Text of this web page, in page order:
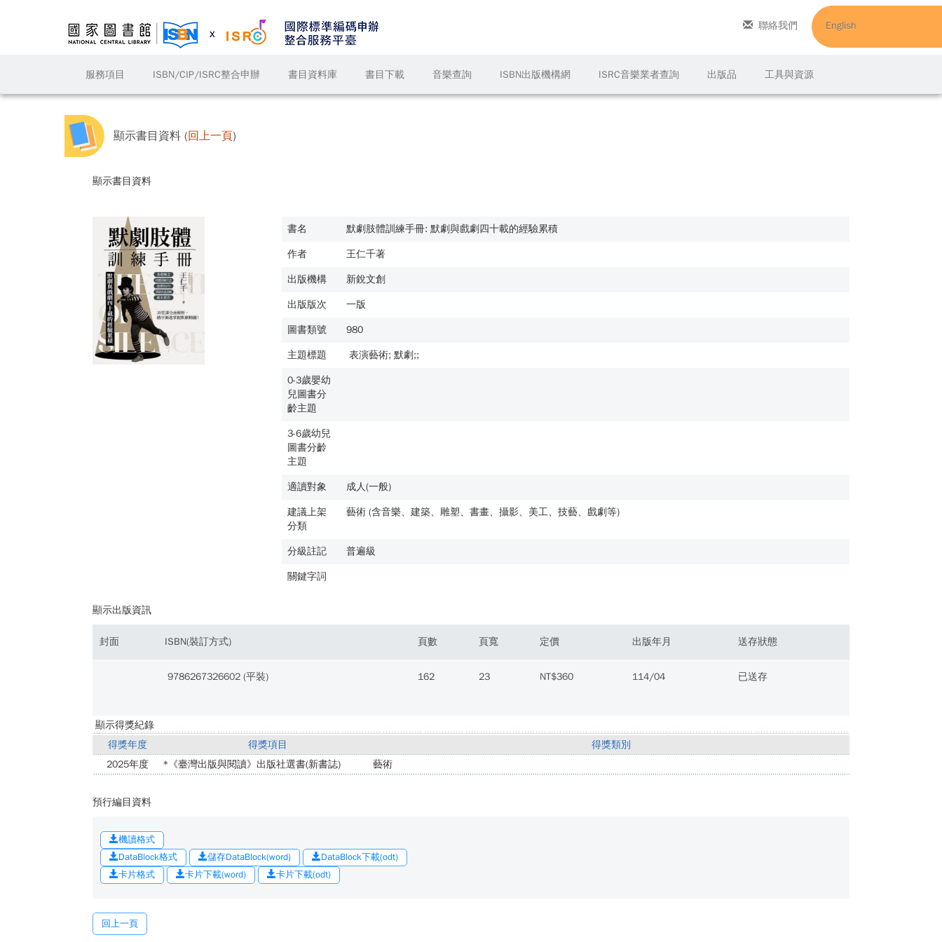
服務項目 ISBN/CIP/ISRC整合申辦 書目資料庫 書目下載 音樂查詢 ISBN出版機構網 ISRC音樂業者查詢 出版品 工具與資源
聯絡我們 English
顯示書目資料 (回上一頁)
顯示書目資料
書名 默劇肢體訓練手冊: 默劇與戲劇四十載的經驗累積
作者 王仁千著
出版機構 新銳文創
出版版次 一版
圖書類號 980
主題標題 表演藝術; 默劇;;
0-3歲嬰幼
兒圖書分
齡主題
3-6歲幼兒
圖書分齡
主題
適讀對象 成人(一般)
建議上架
分類
藝術 (含音樂、建築、雕塑、書畫、攝影、美工、技藝、戲劇等)
分級註記 普遍級
關鍵字詞
顯示出版資訊
封面 ISBN(裝訂方式) 頁數 頁寬 定價 出版年月 送存狀態
9786267326602 (平裝) 162 23 NT$360 114/04 已送存
顯示得獎紀錄
得獎年度
得獎項目
得獎類別
2025年度
*《臺灣出版與閱讀》出版社選書(新書誌) 藝術
預行編目資料
機讀格式
DataBlock格式
儲存DataBlock(word)
DataBlock下載(odt)
卡片格式
卡片下載(word) 卡片下載(odt)
回上一頁